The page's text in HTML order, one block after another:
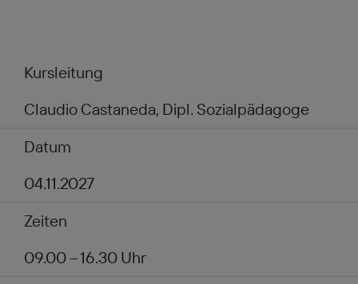
Kursleitung
Claudio Castaneda, Dipl. Sozialpädagoge
Datum
04.11.2027
Zeiten
09.00 – 16.30 Uhr